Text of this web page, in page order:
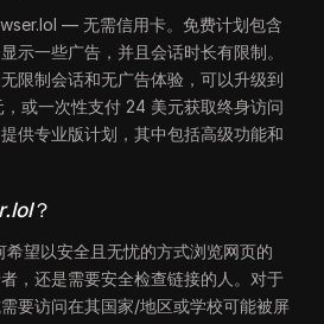
— 无需信用卡。免费计划包含
示一些广告，并且会话时长有限制。
限制会话和无广告体验，可以升级到
或一次性支付 24 美元获取终身访问
供专业版计划，其中包括高级功能和
？
望以安全且无忧的方式浏览网页的
，还是需要安全检查链接的人。对于
要访问在其国家/地区或学校可能被屏